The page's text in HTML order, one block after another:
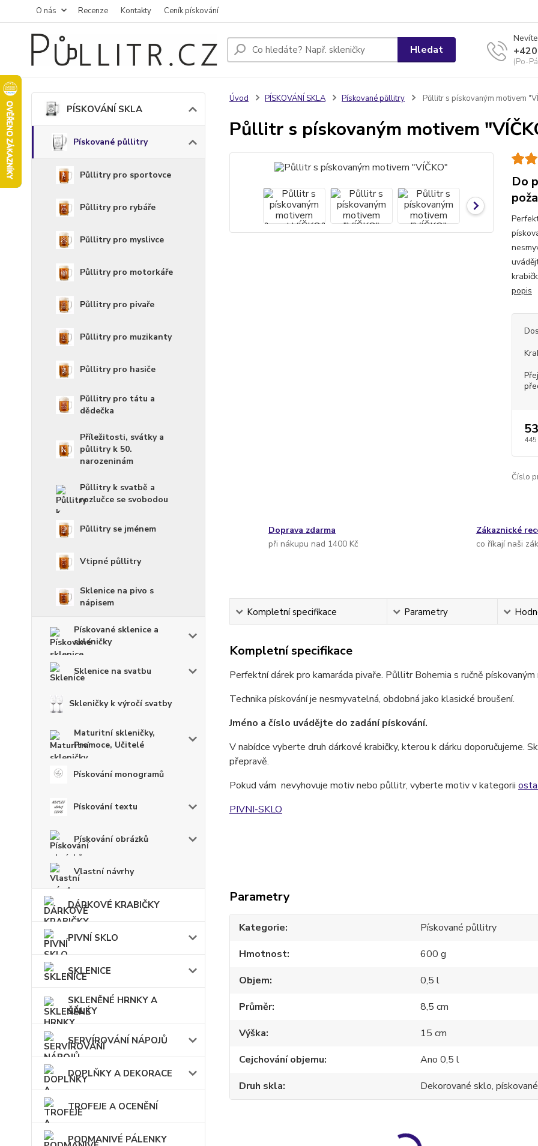
O nás Recenze Kontakty Ceník pískování
Hledat
(Po-
PÍSKOVÁNÍ SKLA
Pískované půllitry
Půllitry pro sportovce
Půllitry pro rybáře
Půllitry pro myslivce
Půllitry pro motorkáře
Půllitry pro pivaře
Půllitry pro muzikanty
Půllitry pro hasiče
Půllitry pro tátu a
dědečka
Příležitosti, svátky a
půllitry k 50.
narozeninám
Půllitry k svatbě a
rozlučce se svobodou
Půllitry se jménem
Vtipné půllitry
Sklenice na pivo s
nápisem
Pískované sklenice a
skleničky
Sklenice na svatbu
Skleničky k výročí svatby
Maturitní skleničky,
Promoce, Učitelé
Pískování monogramů
Pískování textu
Pískování obrázků
Vlastní návrhy
DÁRKOVÉ KRABIČKY
PIVNÍ SKLO
SKLENICE
SKLENĚNÉ HRNKY A
ŠÁLKY
SERVÍROVÁNÍ NÁPOJŮ
DOPLŇKY A DEKORACE
TROFEJE A OCENĚNÍ
PODMANIVÉ PÁLENKY
Úvod PÍSKOVÁNÍ SKLA Pískované půllitry Půllitr s pískovaným motivem
Půllitr s pískovaným motivem
Do
popis
445
Číslo
Doprava zdarma
při nákupu nad 1400 Kč
Zákaznické
co říkají naši
Kompletní specifikace Parametry
Kompletní specifikace
Perfektní dárek pro kamaráda pivaře. Půllitr Bohemia s ručně
Technika pískování je nesmyvatelná, obdobná jako klasické broušení.
Jméno a číslo uvádějte do zadání pískování.
V nabídce vyberte druh dárkové krabičky, kterou k dárku doporučujeme.
přepravě.
Pokud vám nevyhovuje motiv nebo půllitr, vyberte motiv v kategorii
PIVNI-SKLO
Parametry
Kategorie
Pískované půllitry
Hmotnost
600 g
Objem
0,5 l
Průměr
8,5 cm
Výška
15 cm
Cejchování objemu
Ano 0,5 l
Druh skla
Dekorované sklo,